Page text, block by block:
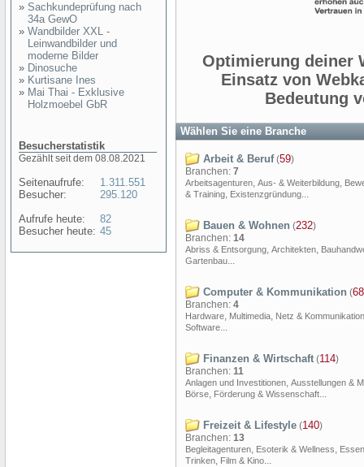
» Sachkundeprüfung nach
34a GewO
» Wandbilder XXL -
Leinwandbilder und
moderne Bilder
» Dinosuche
» Kurtisane Ines
» Mai Thai - Exklusive
Holzmoebel GbR
Besucherstatistik
Gezählt seit dem 08.08.2021
Seitenaufrufe:
Besucher:
Aufrufe heute:
Besucher heute:
1.311.551
295.120
82
45
Optimierung deiner
Einsatz von
Bedeutung
Wählen Sie eine Branche
Arbeit & Beruf(59)
Branchen: 7
Arbeitsagenturen, Aus- & Weiterbildung,
& Training, Existenzgründung...
Bauen & Wohnen (232)
Branchen: 14
Abriss & Entsorgung, Architekten,
Gartenbau...
Computer & Kommunikation (68
Branchen: 4
Hardware, Multimedia, Netz & Kommunikation
Software...
Finanzen & Wirtschaft (114)
Branchen: 11
Anlagen und Investitionen, Ausstellungen &
Börse, Förderung & Wissenschaft...
Freizeit & Lifestyle (140)
Branchen: 13
Begleitagenturen, Esoterik & Wellness,
Trinken, Film & Kino...